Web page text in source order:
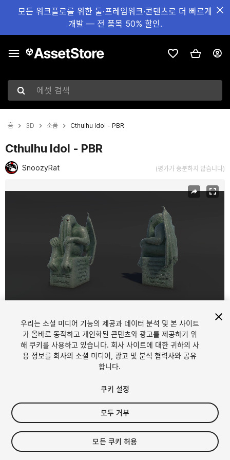
모든 워크플로를 위한 툴·프레임워크·콘텐츠로 더 빠르게
개발 — 전 품목 50% 할인.
에셋 검색
홈 3D 소품 Cthulhu Idol - PBR
Cthulhu Idol - PBR
SnoozyRat (평가가 충분하지 않습니다)
FREE
22viewsin the past week
우리는 소셜 미디어 기능의 제공과 데이터 분석 및 본 사이트
가 올바로 동작하고 개인화된 콘텐츠와 광고를 제공하기 위
해 쿠키를 사용하고 있습니다. 회사 사이트에 대한 귀하의 사
용 정보를 회사의 소셜 미디어, 광고 및 분석 협력사와 공유
합니다.
쿠키 설정
모두 거부
모든 쿠키 허용